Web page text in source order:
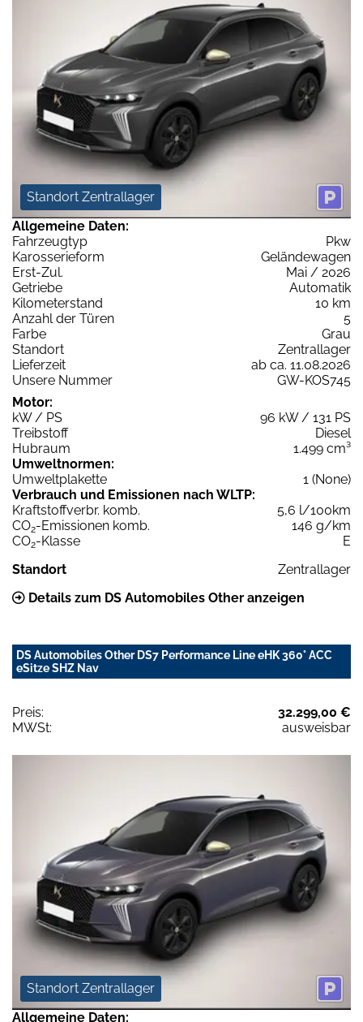
Standort Zentrallager
Allgemeine Daten:
Fahrzeugtyp
Pkw
Karosserieform
Geländewagen
Erst-Zul.
Mai / 2026
Getriebe
Automatik
Kilometerstand
10 km
Anzahl der Türen
5
Farbe
Grau
Standort
Zentrallager
Lieferzeit
ab ca. 11.08.2026
Unsere Nummer
GW-KOS745
Motor:
kW / PS
96 kW / 131 PS
Treibstoff
Diesel
Hubraum
1.499 cm³
Umweltnormen:
Umweltplakette
1 (None)
Verbrauch und Emissionen nach WLTP:
Kraftstoffverbr. komb.
5,6 l/100km
CO2-Emissionen komb.
146 g/km
CO2-Klasse
E
Standort
Zentrallager
Details zum DS Automobiles Other anzeigen
DS Automobiles Other DS7 Performance Line eHK 360° ACC
eSitze SHZ Nav
Preis:
32.299,00 €
MWSt:
ausweisbar
Standort Zentrallager
Allgemeine Daten: